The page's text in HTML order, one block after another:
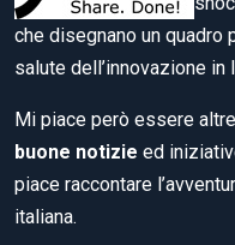
che disegnano un
salute dell’innovazione in
Mi piace però essere
buone notizie ed
piace raccontare
italiana.